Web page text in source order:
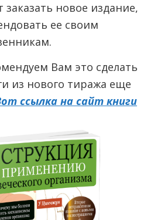
заказать новое издание,
ее своим
Вам это сделать
из нового тиража еще
ссылка на сайт книги